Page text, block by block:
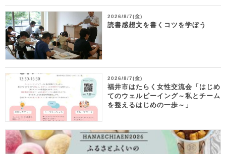
2026/8/7(金)
読書感想文を書くコツを学ぼう
2026/8/7(金)
福井市はたらく女性交流会「はじめ
てのウェルビーイング～私とチーム
を整えるはじめの一歩～」